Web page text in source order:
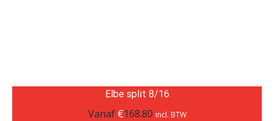
Elbe split 8/16
Vanaf €168.80 incl. BTW